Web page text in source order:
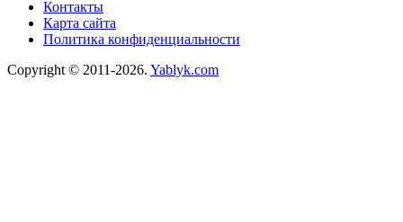
Контакты
Карта сайта
Политика конфиденциальности
Copyright © 2011-2026. Yablyk.сom